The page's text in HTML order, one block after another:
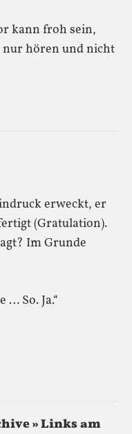
kann froh sein,
nur hören und nicht
erweckt, er
(Gratulation).
Im Grunde
… So. Ja.“
» Links am